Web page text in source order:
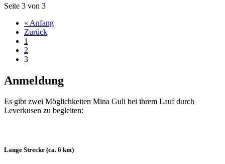
Seite 3 von 3
« Anfang
Zurück
1
2
3
Anmeldung
Es gibt zwei Möglichkeiten Mina Guli bei ihrem Lauf durch
Leverkusen zu begleiten:
Lange Strecke (ca. 6 km)